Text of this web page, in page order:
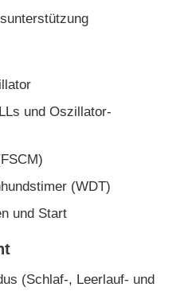
und Oszillator-
(WDT)
und Start
(Schlaf-, Leerlauf- und